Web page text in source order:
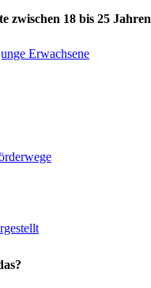
zwischen 18 bis 25 Jahren
Erwachsene